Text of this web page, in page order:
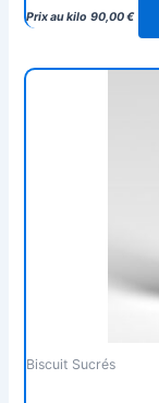
Prix au kilo 90,00€
Biscuit Sucrés